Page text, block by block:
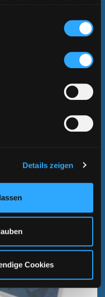
Details zeigen
Cookies